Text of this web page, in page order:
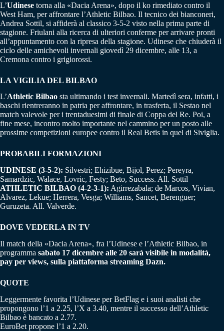
L’Udinese torna alla «Dacia Arena», dopo il ko rimediato contro il
West Ham, per affrontare l’Athletic Bilbao. Il tecnico dei bianconeri,
Andrea Sottil, si affiderà al classico 3-5-2 visto nella prima parte di
stagione. Friulani alla ricerca di ulteriori conferme per arrivare pronti
all’appuntamento con la ripresa della stagione. Udinese che chiuderà il
ciclo delle amichevoli invernali giovedì 29 dicembre, alle 13, a
Cremona contro i grigiorossi.
LA VIGILIA DEL BILBAO
L’Athletic Bilbao sta ultimando i test invernali. Martedì sera, infatti, i
baschi rientreranno in patria per affrontare, in trasferta, il Sestao nel
match valevole per i trentaduesimi di finale di Coppa del Re. Poi, a
fine mese, incontro molto importante nel cammino per un posto alle
prossime competizioni europee contro il Real Betis in quel di Siviglia.
PROBABILI FORMAZIONI
UDINESE (3-5-2): Silvestri; Ehizibue, Bijol, Perez; Pereyra,
Samardzic, Walace, Lovric, Festy; Beto, Success. All. Sottil
ATHLETIC BILBAO (4-2-3-1): Agirrezabala; de Marcos, Vivian,
Alvarez, Lekue; Herrera, Vesga; Williams, Sancet, Berenguer;
Guruzeta. All. Valverde.
DOVE VEDERLA IN TV
Il match della «Dacia Arena», fra l’Udinese e l’Athletic Bilbao, in
programma sabato 17 dicembre alle 20 sarà visibile in modalità,
pay per views, sulla piattaforma streaming Dazn.
QUOTE
Leggermente favorita l’Udinese per BetFlag e i suoi analisti che
propongono l’1 a 2.25, l’X a 3.40, mentre il successo dell’Athletic
Bilbao è bancato a 2.77.
EuroBet propone l’1 a 2.20.